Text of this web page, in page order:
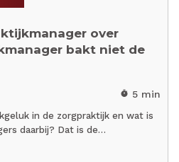
over
bakt niet de
timer 5 min
in de zorgpraktijk en wat is
daarbij? Dat is de…